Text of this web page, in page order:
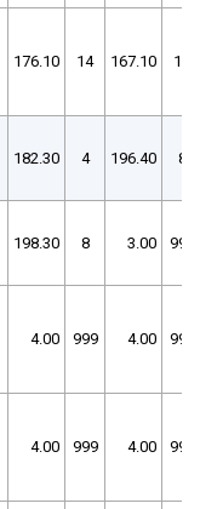
176.10 14 167.10 18
182.30 4 196.40 8
198.30 8 3.00 999
4.00 999 4.00 999
4.00 999 4.00 999